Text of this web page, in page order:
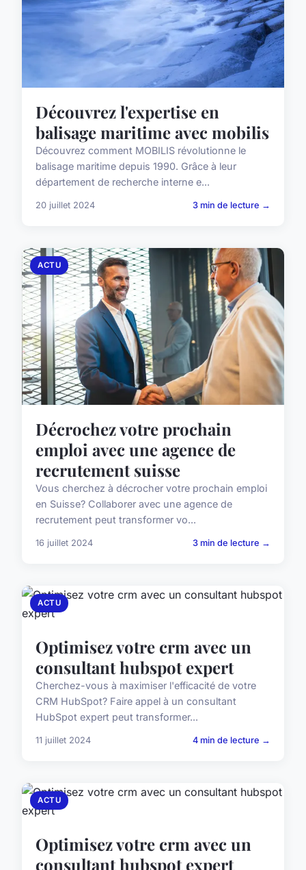
Découvrez l'expertise en
balisage maritime avec mobilis
Découvrez comment MOBILIS révolutionne le
balisage maritime depuis 1990. Grâce à leur
département de recherche interne e...
20 juillet 2024 3 min de lecture →
ACTU
Décrochez votre prochain
emploi avec une agence de
recrutement suisse
Vous cherchez à décrocher votre prochain emploi
en Suisse? Collaborer avec une agence de
recrutement peut transformer vo...
16 juillet 2024 3 min de lecture →
ACTU
Optimisez votre crm avec un
consultant hubspot expert
Cherchez-vous à maximiser l'efficacité de votre
CRM HubSpot? Faire appel à un consultant
HubSpot expert peut transformer...
11 juillet 2024 4 min de lecture →
ACTU
Optimisez votre crm avec un
consultant hubspot expert